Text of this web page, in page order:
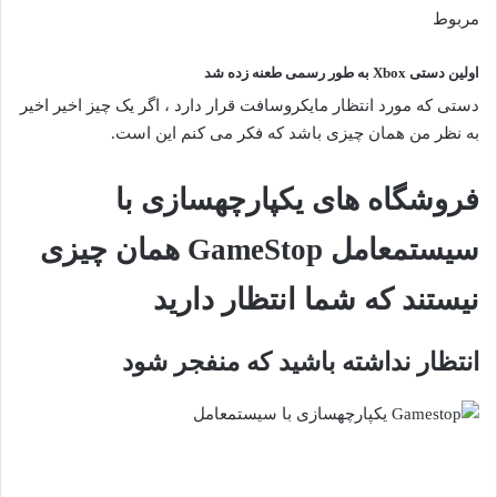
مربوط
اولین دستی Xbox به طور رسمی طعنه زده شد
دستی که مورد انتظار مایکروسافت قرار دارد ، اگر یک چیز اخیر اخیر
به نظر من همان چیزی باشد که فکر می کنم این است.
فروشگاه های یکپارچهسازی با
سیستمعامل GameStop همان چیزی
نیستند که شما انتظار دارید
انتظار نداشته باشید که منفجر شود